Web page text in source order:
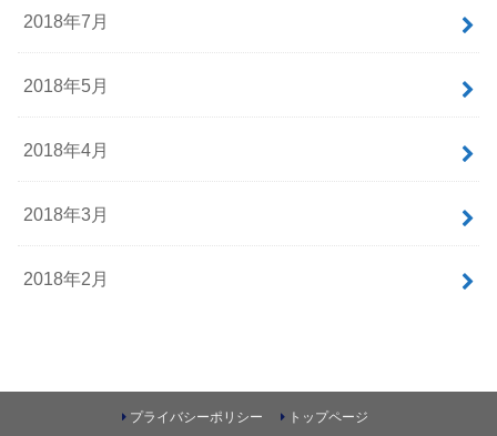
2018年7月
2018年5月
2018年4月
2018年3月
2018年2月
プライバシーポリシー トップページ